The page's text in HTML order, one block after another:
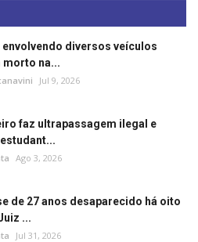
envolvendo diversos veículos
morto na...
Jul 9, 2026
faz ultrapassagem ilegal e
Ago 3, 2026
de 27 anos desaparecido há oito
...
Jul 31, 2026